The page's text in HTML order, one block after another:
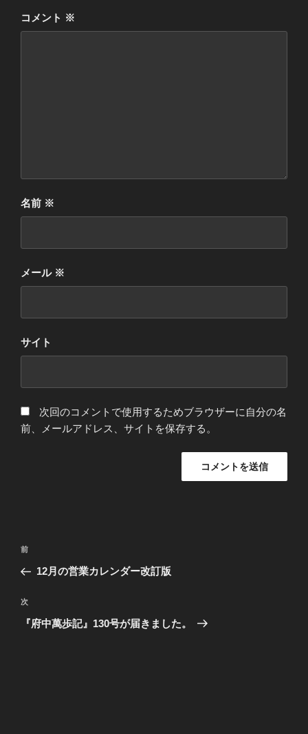
コメント ※
名前 ※
メール ※
サイト
次回のコメントで使用するためブラウザーに自分の名
前、メールアドレス、サイトを保存する。
投
ナ
ビ
ゲ
前
の
稿
前
12月の営業カレンダー改訂版
次
の
次
『府中萬歩記』130号が届きました。